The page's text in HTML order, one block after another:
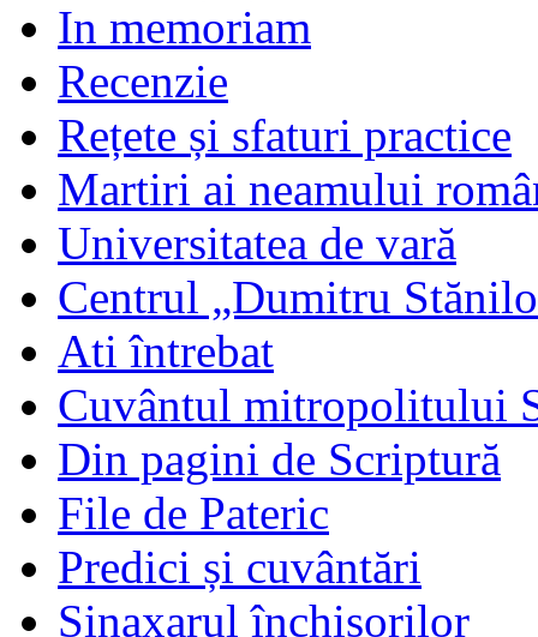
In memoriam
Recenzie
Rețete și sfaturi practice
Martiri ai neamului
Universitatea de vară
Centrul „Dumitru
Ati întrebat
Cuvântul mitropolitului
Din pagini de Scriptură
File de Pateric
Predici și cuvântări
Sinaxarul închisorilor